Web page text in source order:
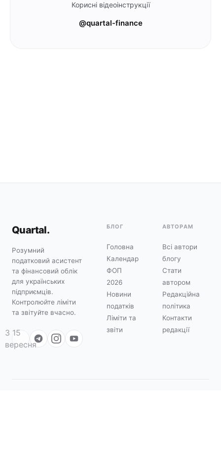
Корисні відеоінструкції
@quartal-finance
Quartal.
Розумний
податковий асистент
та фінансовий облік
для українських
підприємців.
Контролюйте ліміти
та звітуйте вчасно.
З 15
вересня
БЛОГ
Головна
Календар
ФОП
2026
Новини
податків
Ліміти та
звіти
АВТОРАМ
Всі автори
блогу
Стати
автором
Редакційна
політика
Контакти
редакції